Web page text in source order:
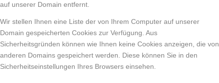
auf unserer Domain entfernt.
Wir stellen Ihnen eine Liste der von Ihrem Computer auf unserer
Domain gespeicherten Cookies zur Verfügung. Aus
Sicherheitsgründen können wie Ihnen keine Cookies anzeigen, die von
anderen Domains gespeichert werden. Diese können Sie in den
Sicherheitseinstellungen Ihres Browsers einsehen.